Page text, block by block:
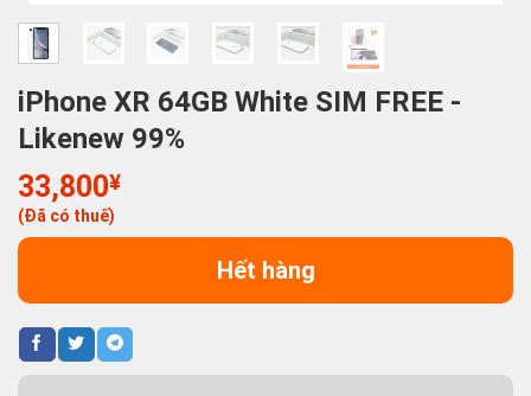
iPhone XR 64GB White SIM FREE -
Likenew 99%
33,800¥
(Đã có thuế)
Hết hàng